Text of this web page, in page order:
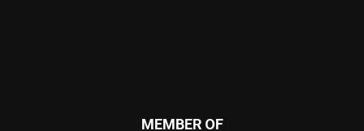
MEMBER OF